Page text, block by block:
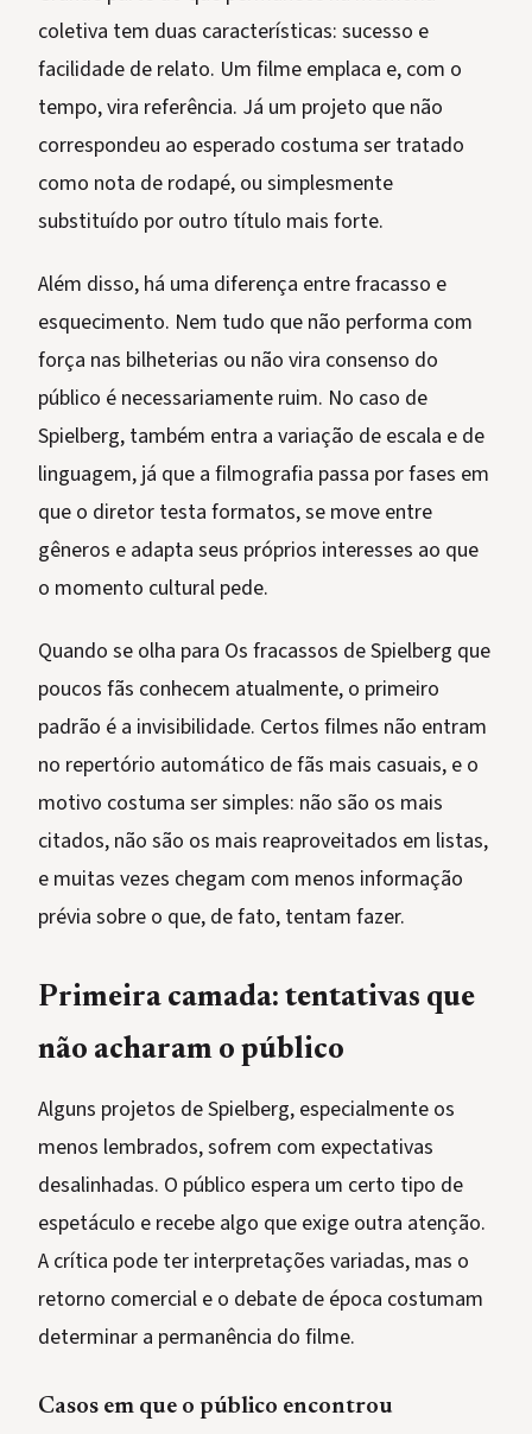
coletiva tem duas características: sucesso e
facilidade de relato. Um filme emplaca e, com o
tempo, vira referência. Já um projeto que não
correspondeu ao esperado costuma ser tratado
como nota de rodapé, ou simplesmente
substituído por outro título mais forte.
Além disso, há uma diferença entre fracasso e
esquecimento. Nem tudo que não performa com
força nas bilheterias ou não vira consenso do
público é necessariamente ruim. No caso de
Spielberg, também entra a variação de escala e de
linguagem, já que a filmografia passa por fases em
que o diretor testa formatos, se move entre
gêneros e adapta seus próprios interesses ao que
o momento cultural pede.
Quando se olha para Os fracassos de Spielberg que
poucos fãs conhecem atualmente, o primeiro
padrão é a invisibilidade. Certos filmes não entram
no repertório automático de fãs mais casuais, e o
motivo costuma ser simples: não são os mais
citados, não são os mais reaproveitados em listas,
e muitas vezes chegam com menos informação
prévia sobre o que, de fato, tentam fazer.
Primeira camada: tentativas que
não acharam o público
Alguns projetos de Spielberg, especialmente os
menos lembrados, sofrem com expectativas
desalinhadas. O público espera um certo tipo de
espetáculo e recebe algo que exige outra atenção.
A crítica pode ter interpretações variadas, mas o
retorno comercial e o debate de época costumam
determinar a permanência do filme.
Casos em que o público encontrou